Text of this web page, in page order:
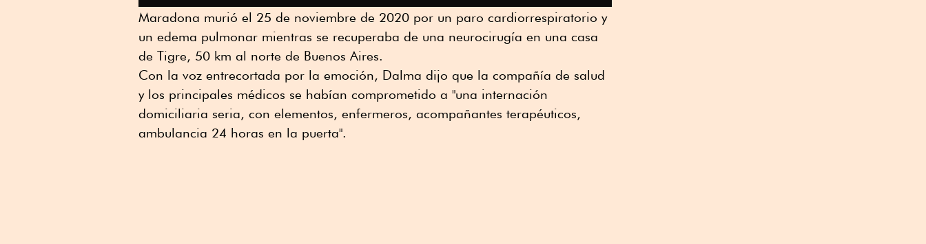
Maradona murió el 25 de noviembre de 2020 por un paro cardiorrespiratorio y
un edema pulmonar mientras se recuperaba de una neurocirugía en una casa
de Tigre, 50 km al norte de Buenos Aires.
Con la voz entrecortada por la emoción, Dalma dijo que la compañía de salud
y los principales médicos se habían comprometido a "una internación
domiciliaria seria, con elementos, enfermeros, acompañantes terapéuticos,
ambulancia 24 horas en la puerta".